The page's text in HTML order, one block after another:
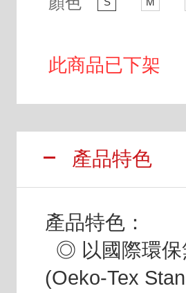
此商品已下架
產品特色
產品特色：
◎ 以國際環保
(Oeko-Tex